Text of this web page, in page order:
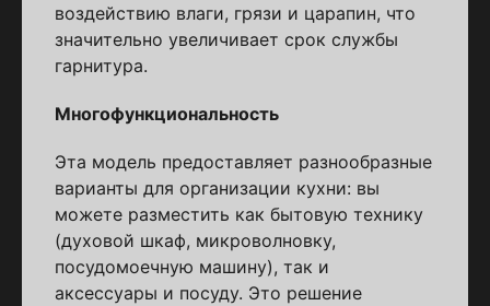
воздействию влаги, грязи и царапин, что
значительно увеличивает срок службы
гарнитура.
Многофункциональность
Эта модель предоставляет разнообразные
варианты для организации кухни: вы
можете разместить как бытовую технику
(духовой шкаф, микроволновку,
посудомоечную машину), так и
аксессуары и посуду. Это решение